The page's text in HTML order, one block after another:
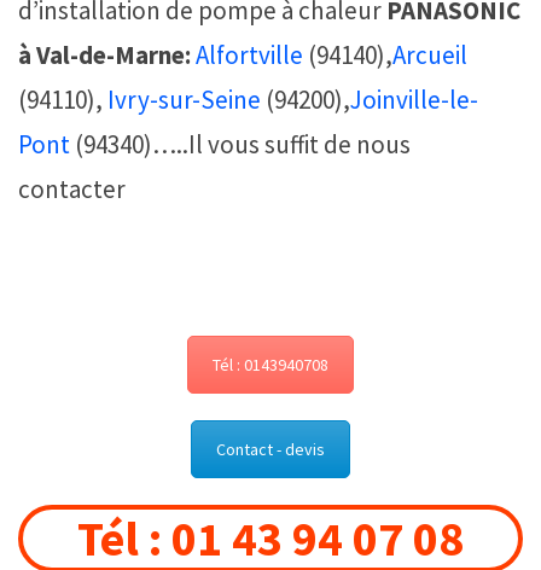
d’installation de pompe à chaleur PANASONIC
àVal-de-Marne:Alfortville (94140),Arcueil
(94110), Ivry-sur-Seine (94200),Joinville-le-
Pont (94340)…..Il vous suffit de nous
contacter
Tél : 0143940708
Contact - devis
Tél : 01 43 94 07 08